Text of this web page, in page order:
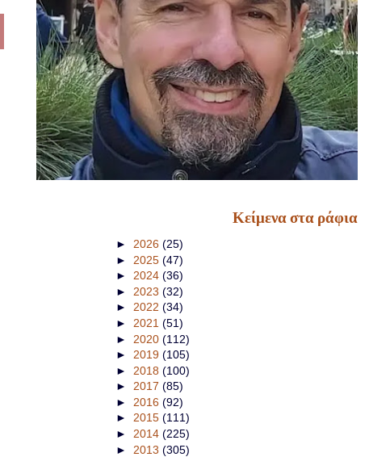
Κείμενα στα ράφια
► 2026 (25)
► 2025 (47)
► 2024 (36)
► 2023 (32)
► 2022 (34)
► 2021 (51)
► 2020 (112)
► 2019 (105)
► 2018 (100)
► 2017 (85)
► 2016 (92)
► 2015 (111)
► 2014 (225)
► 2013 (305)